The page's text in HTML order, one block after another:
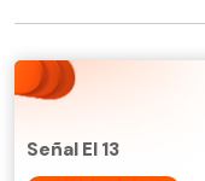
Señal El 13